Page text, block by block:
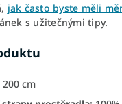
jak často byste měli
s užitečnými tipy.
200 cm